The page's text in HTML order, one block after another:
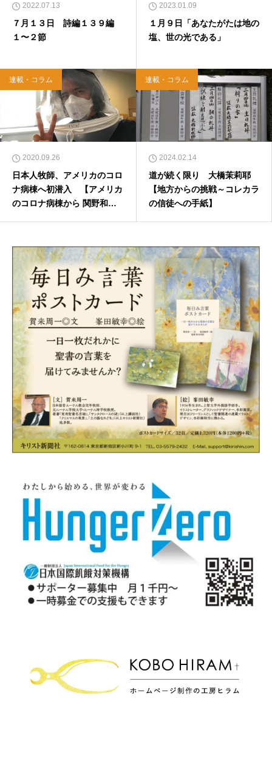
2022.07.13
７月１３日 詩編１３９編
１〜２節
2023.01.09
１月９日「あなたがたは地の
塩、世の光である」
連載・コラム
2020.09.26
日本人牧師、アメリカのコロ
ナ病棟へ初潜入 【アメリカ
のコロナ病棟から 関野和寛
連載・コラム
2024.02.14
道が続く限り 大橋茉莉耶
【地方からの挑戦～コレカラ
の信徒への手紙】